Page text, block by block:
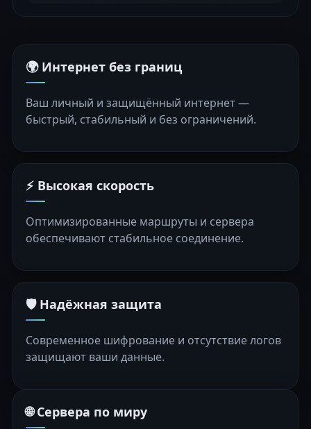
🌍 Интернет без границ
Ваш личный и защищённый интернет —
быстрый, стабильный и без ограничений.
⚡ Высокая скорость
Оптимизированные маршруты и сервера
обеспечивают стабильное соединение.
🛡️ Надёжная защита
Современное шифрование и отсутствие логов
защищают ваши данные.
🌐 Сервера по миру